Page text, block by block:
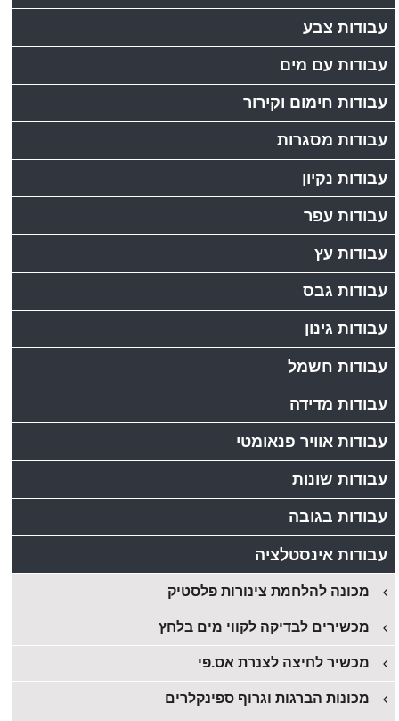
עבודות צבע
עבודות עם מים
עבודות חימום וקירור
עבודות מסגרות
עבודות נקיון
עבודות עפר
עבודות עץ
עבודות גבס
עבודות גינון
עבודות חשמל
עבודות מדידה
עבודות אוויר פנאומטי
עבודות שונות
עבודות בגובה
עבודות אינסטלציה
מכונה להלחמת צינורות פלסטיק
מכשירים לבדיקה לקווי מים בלחץ
מכשיר לחיצה לצנרת אס.פי
מכונות הברגות וגרוף ספינקלרים